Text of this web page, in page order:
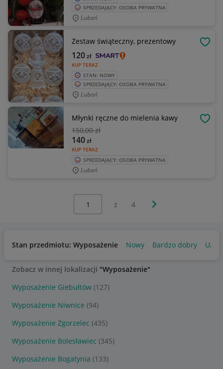
SPRZEDAJĄCY: OSOBA PRYWATNA
Lubań
Zestaw świąteczny, prezentowy
KUP TERAZ
120zł
STAN: NOWY
SPRZEDAJĄCY: OSOBA PRYWATNA
Lubań
Młynki ręczne do mielenia kawy
150,00 zł
KUP TERAZ
140zł
SPRZEDAJĄCY: OSOBA PRYWATNA
Lubań
z 4 Następna strona
Stan przedmiotu: Wyposażenie Nowy Bardzo dobry
Zobacz w innej lokalizacji "Wyposażenie"
Wyposażenie Giebułtów (127)
Wyposażenie Niwnice (94)
Wyposażenie Zgorzelec (435)
Wyposażenie Bolesławiec (345)
Wyposażenie Bogatynia (133)